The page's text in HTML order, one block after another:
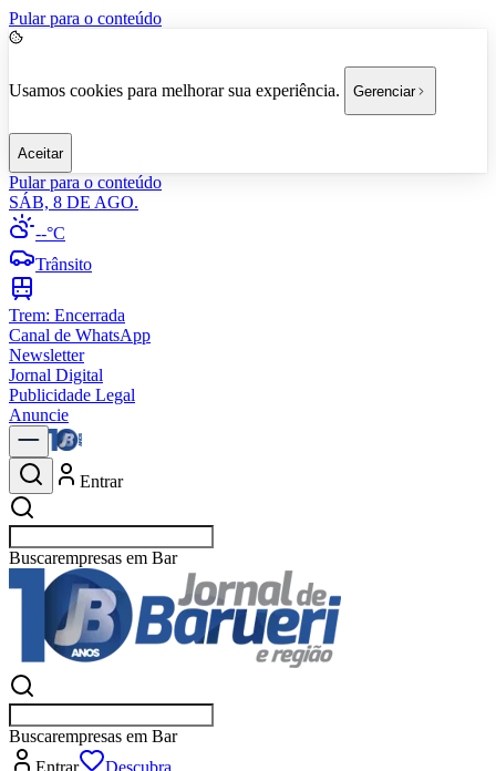
Pular para o conteúdo
Usamos cookies para melhorar sua experiência. Gerenciar
Aceitar
Pular para o conteúdo
SÁB, 8 DE AGO.
--°C
Trânsito
Trem: Encerrada
Canal de WhatsApp
Newsletter
Jornal Digital
Publicidade Legal
Anuncie
Entrar
Buscarempresas em Barueri
Buscarempresas em Barueri
Entrar
Descubra